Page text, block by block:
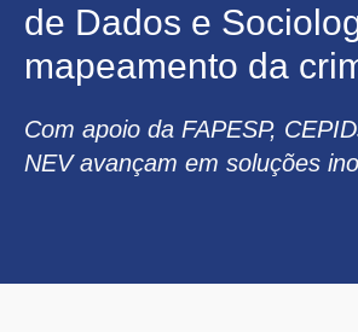
de Dados e
mapeamento da
Com apoio da FAPESP,
NEV avançam em soluções